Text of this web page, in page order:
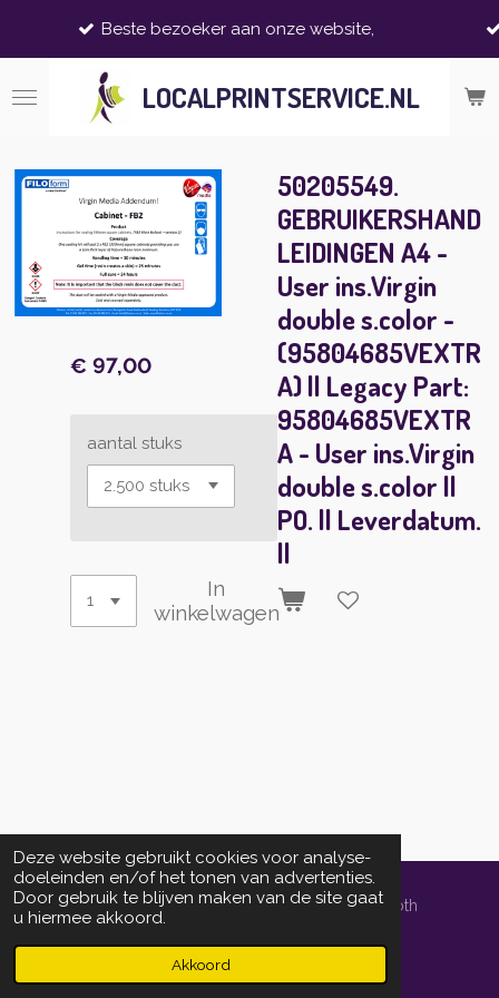
Deze website gebruikt cookies voor analyse-
doeleinden en/of het tonen van advertenties.
Door gebruik te blijven maken van de site gaat
u hiermee akkoord.
Akkoord
de
hoofdinhoud
LOCALPRINTSERVICE.NL
bezoeker aan onze website,
kan zijn dat
50205549.
GEBRUIKERSHAND
LEIDINGEN A4 -
User ins.Virgin
double s.color -
(95804685VEXTR
A) || Legacy Part:
95804685VEXTR
A - User ins.Virgin
double s.color ||
PO. || Leverdatum.
||
€ 97,00
aantal stuks
In
winkelwagen
© 2014 - 2026 localprintservice.nl | powered by Schoth
Informedia Groep bv
Powered by